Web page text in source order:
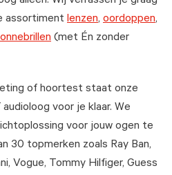
assortiment lenzen, oordoppen,
(met Én zonder
of hoortest staat onze
voor je klaar. We
voor jouw ogen te
30 topmerken zoals Ray Ban,
Vogue, Tommy Hilfiger, Guess